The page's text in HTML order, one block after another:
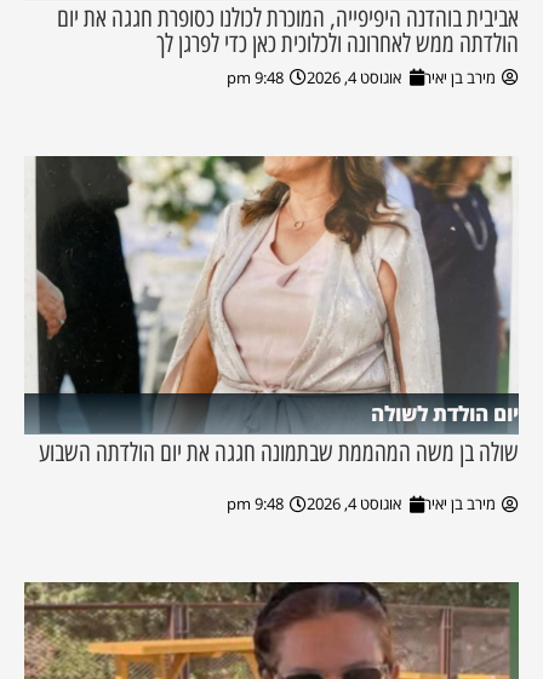
אביבית בוהדנה היפיפייה, המוכרת לכולנו כסופרת חגגה את יום
הולדתה ממש לאחרונה ולכלוכית כאן כדי לפרגן לך
מירב בן יאיר אוגוסט 4, 2026 9:48 pm
יום הולדת לשולה
שולה בן משה המהממת שבתמונה חגגה את יום הולדתה השבוע
מירב בן יאיר אוגוסט 4, 2026 9:48 pm